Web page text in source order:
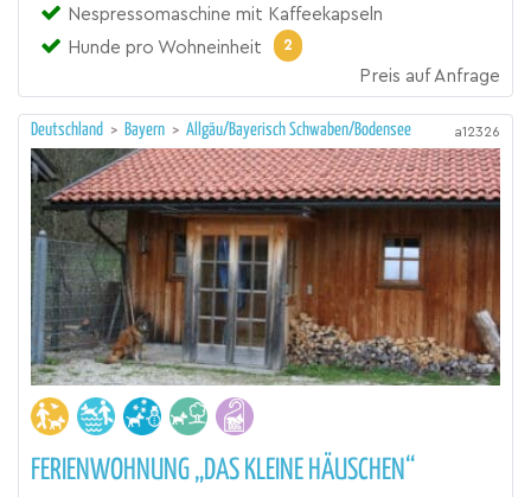
Nespressomaschine mit Kaffeekapseln
Hunde pro Wohneinheit
2
Preis auf Anfrage
Deutschland > Bayern > Allgäu/Bayerisch Schwaben/Bodensee a12326
FERIENWOHNUNG „DAS KLEINE HÄUSCHEN“